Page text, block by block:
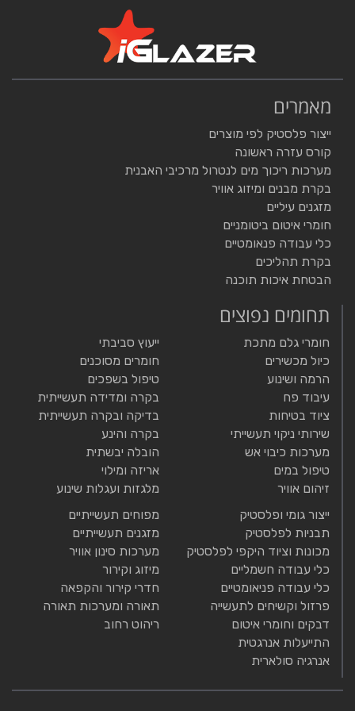
מאמרים
ייצור פלסטיק לפי מוצרים
קורס עזרה ראשונה
מערכות ריכוך מים לנטרול מרכיבי האבנית
בקרת מבנים ומיזוג אוויר
מזגנים עיליים
חומרי איטום ביטומניים
כלי עבודה פנאומטיים
בקרת תהליכים
הבטחת איכות תוכנה
תחומים נפוצים
חומרי גלם מתכת
כיול מכשירים
הרמה ושינוע
עיבוד פח
ציוד בטיחות
שירותי ניקוי תעשייתי
מערכות כיבוי אש
טיפול במים
זיהום אוויר
ייעוץ סביבתי
חומרים מסוכנים
טיפול בשפכים
בקרה ומדידה תעשייתית
בדיקה ובקרה תעשייתית
בקרה והינע
הובלה יבשתית
אריזה ומילוי
מלגזות ועגלות שינוע
ייצור גומי ופלסטיק
תבניות לפלסטיק
מכונות וציוד היקפי לפלסטיק
כלי עבודה חשמליים
כלי עבודה פניאומטיים
פרזול וקשיחים לתעשייה
דבקים וחומרי איטום
התייעלות אנרגטית
אנרגיה סולארית
מפוחים תעשייתיים
מזגנים תעשייתיים
מערכות סינון אוויר
מיזוג וקירור
חדרי קירור והקפאה
תאורה ומערכות תאורה
ריהוט רחוב